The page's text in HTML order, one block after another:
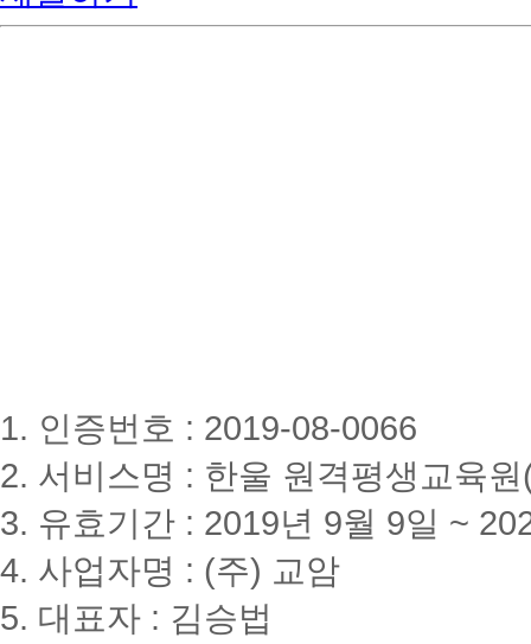
1. 인증번호 : 2019-08-0066
2. 서비스명 : 한울 원격평생교육
3. 유효기간 : 2019년 9월 9일 ~
4. 사업자명 : (주) 교암
5. 대표자 : 김승법